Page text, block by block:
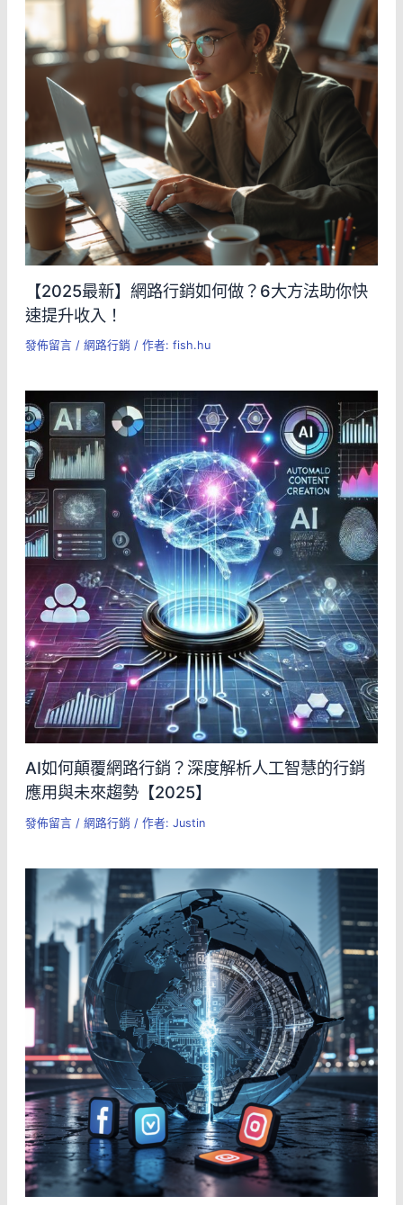
【2025最新】網路行銷如何做？6大方法助你快
速提升收入！
發佈留言 / 網路行銷 / 作者: fish.hu
AI如何顛覆網路行銷？深度解析人工智慧的行銷
應用與未來趨勢【2025】
發佈留言 / 網路行銷 / 作者: Justin